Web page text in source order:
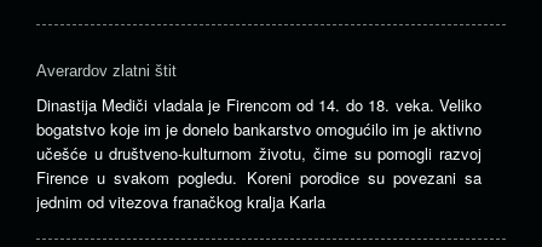
Averardov zlatni štit
Dinastija Mediči vladala je Firencom od 14. do 18. veka. Veliko
bogatstvo koje im je donelo bankarstvo omogućilo im je aktivno
učešće u društveno-kulturnom životu, čime su pomogli razvoj
Firence u svakom pogledu. Koreni porodice su povezani sa
jednim od vitezova franačkog kralja Karla